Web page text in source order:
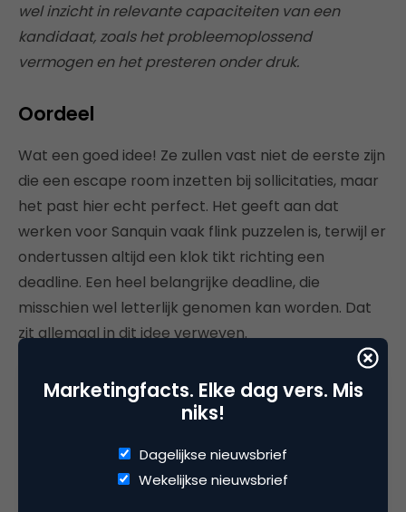
wel inzicht in relevante capaciteiten van een
kandidaat, zoals het probleemoplossend
vermogen en het presteren onder druk.
Oordeel
Wat een goed idee! Ze zullen vast niet de eerste zijn
die een escape room inzetten bij sollicitaties, maar
het past hier echt perfect. Het geeft aan dat
werken voor Sanquin vaak flink puzzelen is, terwijl er
ondertussen altijd een klok tikt richting een
deadline. Een heel belangrijke deadline, die
misschien wel letterlijk genomen kan worden. Dat
zit allemaal in dit idee verweven.
Ik vind de inzet van de escape room alleen nog wel
een beetje verwarrend. Enerzijds wordt er gezegd
element’. Terwijl vlak daarvoor in het persbericht
wordt gezegd dat je geschikt bent om bij Sanquin te
Marketingfacts. Elke dag vers. Mis
niks!
Dagelijkse nieuwsbrief
Wekelijkse nieuwsbrief